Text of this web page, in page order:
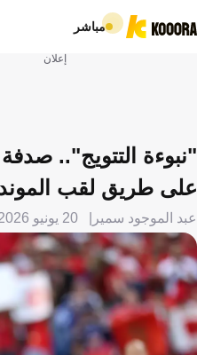
مباشر
إعلان
"نبوءة التتويج"..
على طريق لقب
عبد الموجود سمير 20 يونيو 2026